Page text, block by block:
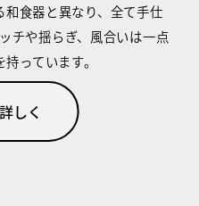
食器と異なり、全て手仕
チや揺らぎ、風合いは一点
っています。
しく